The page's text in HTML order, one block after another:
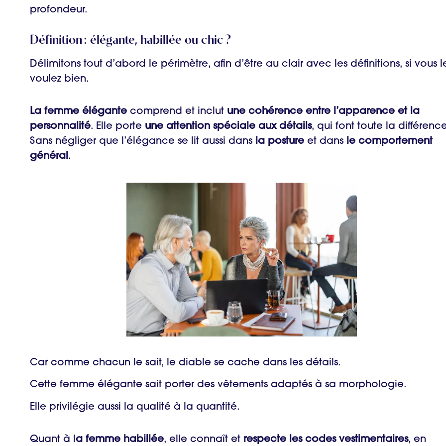
profondeur.
Définition : élégante, habillée ou chic ?
Délimitons tout d’abord le périmètre, afin d’être au clair avec les définitions, si vous
voulez bien.
La femme élégante comprend et inclut une cohérence entre l’apparence et la
personnalité. Elle porte une attention spéciale aux détails, qui font toute la
Sans négliger que l’élégance se lit aussi dans la posture et dans le comportement
général.
Car comme chacun le sait, le diable se cache dans les détails.
Cette femme élégante sait porter des vêtements adaptés à sa morphologie.
Elle privilégie aussi la qualité à la quantité.
Quant à l a femme habillée, elle connaît et respecte les codes vestimentaires, en